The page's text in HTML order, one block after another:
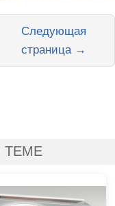
Следующая
страница →
ТЕМЕ